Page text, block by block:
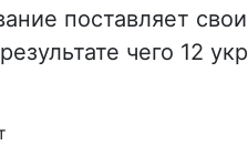
поставляет
чего 12